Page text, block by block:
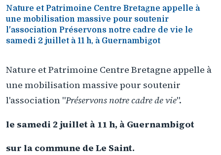
Nature et Patrimoine Centre Bretagne appelle à
une mobilisation massive pour soutenir
l'association Préservons notre cadre de vie le
samedi 2 juillet à 11 h, à Guernambigot
Nature et Patrimoine Centre Bretagne appelle à
une mobilisation massive pour soutenir
l'association "Préservons notre cadre de vie".
le samedi 2 juillet à 11 h, à Guernambigot
sur la commune de Le Saint.